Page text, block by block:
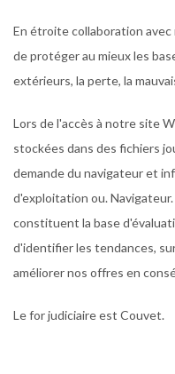
En étroite collaboration
de protéger au mieux les
extérieurs, la perte, la
Lors de l'accès à notre site
stockées dans des fichiers
demande du navigateur et
d'exploitation ou.
constituent la base
d'identifier les tendances,
améliorer nos offres en
Le for judiciaire est Couvet.